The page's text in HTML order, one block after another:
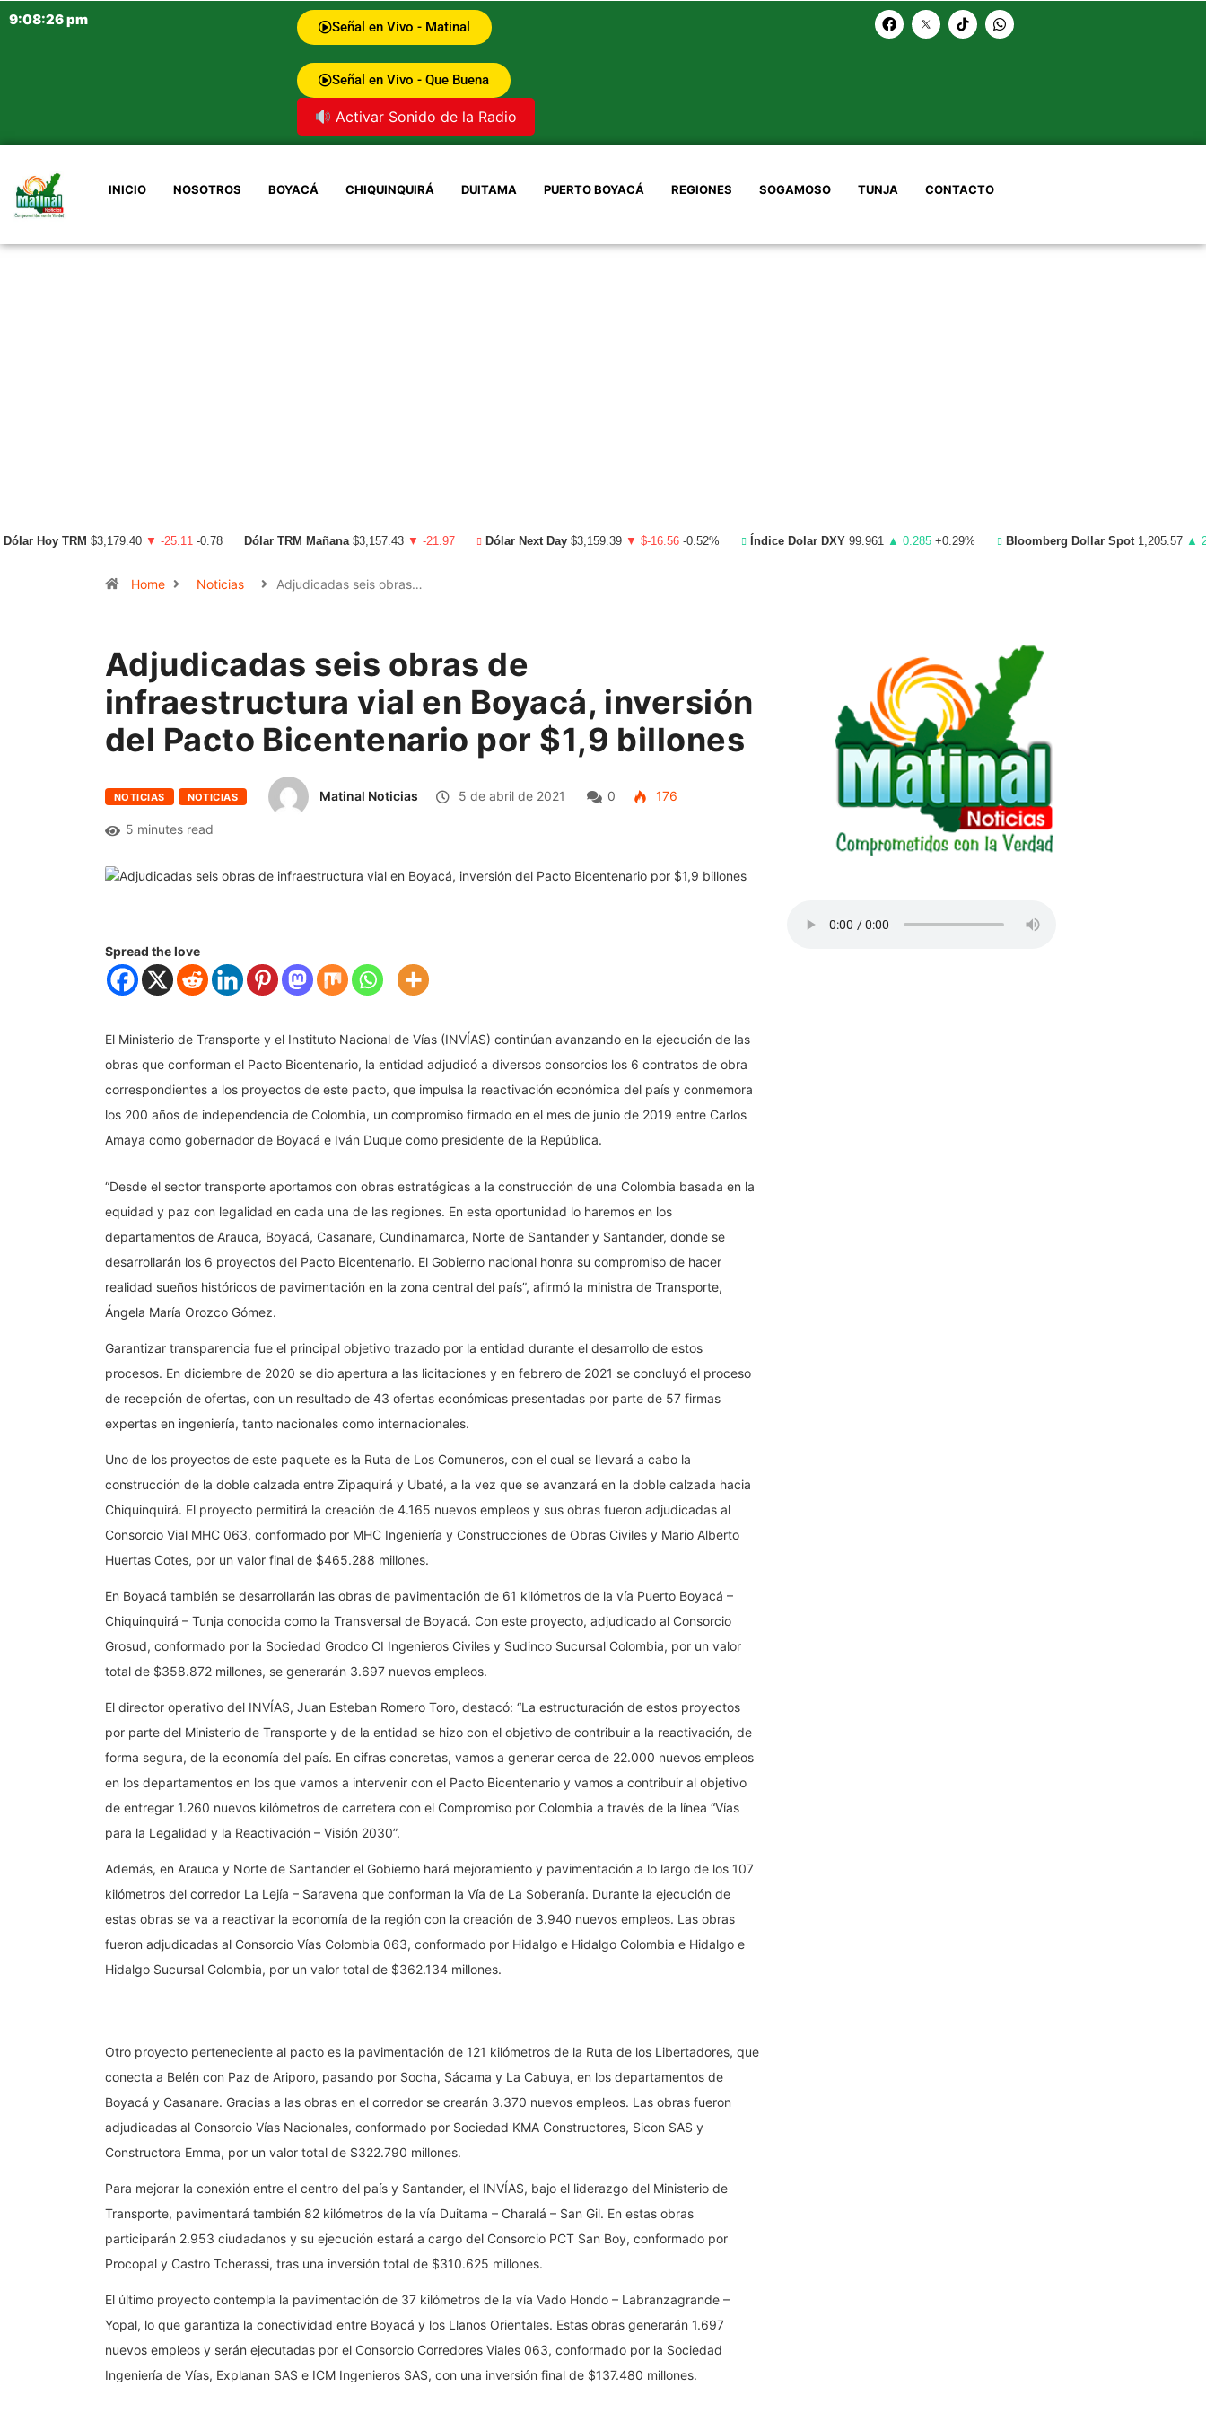
9:08:27 pm Señal en Vivo - Matinal
Señal en Vivo - Que Buena
Activar Sonido de la Radio
INICIO NOSOTROS BOYACÁ CHIQUINQUIRÁ DUITAMA PUERTO BOYACÁ REGIONES SOGAMOSO TUNJA CONTACTO
Dólar Hoy TRM $3,179.40 ▼ -25.11 -0.78 Dólar TRM Mañana $3,157.43 ▼ -21.97 Dólar Next Day $3,159.39 ▼ $-16.56 -0.52% Índice Dolar DXY 99.961 ▲ 0.285 +0.29% Bloomberg Dollar Spot 1,205.57 ▲
Home Noticias Adjudicadas seis obras…
Adjudicadas seis obras de
infraestructura vial en Boyacá, inversión
del Pacto Bicentenario por $1,9 billones
NOTICIAS NOTICIAS Matinal Noticias 5 de abril de 2021 0 176
5 minutes read
Spread the love
El Ministerio de Transporte y el Instituto Nacional de Vías (INVÍAS) continúan avanzando en la ejecución de las
obras que conforman el Pacto Bicentenario, la entidad adjudicó a diversos consorcios los 6 contratos de obra
correspondientes a los proyectos de este pacto, que impulsa la reactivación económica del país y conmemora
los 200 años de independencia de Colombia, un compromiso firmado en el mes de junio de 2019 entre Carlos
Amaya como gobernador de Boyacá e Iván Duque como presidente de la República.
“Desde el sector transporte aportamos con obras estratégicas a la construcción de una Colombia basada en la
equidad y paz con legalidad en cada una de las regiones. En esta oportunidad lo haremos en los
departamentos de Arauca, Boyacá, Casanare, Cundinamarca, Norte de Santander y Santander, donde se
desarrollarán los 6 proyectos del Pacto Bicentenario. El Gobierno nacional honra su compromiso de hacer
realidad sueños históricos de pavimentación en la zona central del país”, afirmó la ministra de Transporte,
Ángela María Orozco Gómez.
Garantizar transparencia fue el principal objetivo trazado por la entidad durante el desarrollo de estos
procesos. En diciembre de 2020 se dio apertura a las licitaciones y en febrero de 2021 se concluyó el proceso
de recepción de ofertas, con un resultado de 43 ofertas económicas presentadas por parte de 57 firmas
expertas en ingeniería, tanto nacionales como internacionales.
Uno de los proyectos de este paquete es la Ruta de Los Comuneros, con el cual se llevará a cabo la
construcción de la doble calzada entre Zipaquirá y Ubaté, a la vez que se avanzará en la doble calzada hacia
Chiquinquirá. El proyecto permitirá la creación de 4.165 nuevos empleos y sus obras fueron adjudicadas al
Consorcio Vial MHC 063, conformado por MHC Ingeniería y Construcciones de Obras Civiles y Mario Alberto
Huertas Cotes, por un valor final de $465.288 millones.
En Boyacá también se desarrollarán las obras de pavimentación de 61 kilómetros de la vía Puerto Boyacá –
Chiquinquirá – Tunja conocida como la Transversal de Boyacá. Con este proyecto, adjudicado al Consorcio
Grosud, conformado por la Sociedad Grodco CI Ingenieros Civiles y Sudinco Sucursal Colombia, por un valor
total de $358.872 millones, se generarán 3.697 nuevos empleos.
El director operativo del INVÍAS, Juan Esteban Romero Toro, destacó: “La estructuración de estos proyectos
por parte del Ministerio de Transporte y de la entidad se hizo con el objetivo de contribuir a la reactivación, de
forma segura, de la economía del país. En cifras concretas, vamos a generar cerca de 22.000 nuevos empleos
en los departamentos en los que vamos a intervenir con el Pacto Bicentenario y vamos a contribuir al objetivo
de entregar 1.260 nuevos kilómetros de carretera con el Compromiso por Colombia a través de la línea “Vías
para la Legalidad y la Reactivación – Visión 2030”.
Además, en Arauca y Norte de Santander el Gobierno hará mejoramiento y pavimentación a lo largo de los 107
kilómetros del corredor La Lejía – Saravena que conforman la Vía de La Soberanía. Durante la ejecución de
estas obras se va a reactivar la economía de la región con la creación de 3.940 nuevos empleos. Las obras
fueron adjudicadas al Consorcio Vías Colombia 063, conformado por Hidalgo e Hidalgo Colombia e Hidalgo e
Hidalgo Sucursal Colombia, por un valor total de $362.134 millones.
Otro proyecto perteneciente al pacto es la pavimentación de 121 kilómetros de la Ruta de los Libertadores, que
conecta a Belén con Paz de Ariporo, pasando por Socha, Sácama y La Cabuya, en los departamentos de
Boyacá y Casanare. Gracias a las obras en el corredor se crearán 3.370 nuevos empleos. Las obras fueron
adjudicadas al Consorcio Vías Nacionales, conformado por Sociedad KMA Constructores, Sicon SAS y
Constructora Emma, por un valor total de $322.790 millones.
Para mejorar la conexión entre el centro del país y Santander, el INVÍAS, bajo el liderazgo del Ministerio de
Transporte, pavimentará también 82 kilómetros de la vía Duitama – Charalá – San Gil. En estas obras
participarán 2.953 ciudadanos y su ejecución estará a cargo del Consorcio PCT San Boy, conformado por
Procopal y Castro Tcherassi, tras una inversión total de $310.625 millones.
El último proyecto contempla la pavimentación de 37 kilómetros de la vía Vado Hondo – Labranzagrande –
Yopal, lo que garantiza la conectividad entre Boyacá y los Llanos Orientales. Estas obras generarán 1.697
nuevos empleos y serán ejecutadas por el Consorcio Corredores Viales 063, conformado por la Sociedad
Ingeniería de Vías, Explanan SAS e ICM Ingenieros SAS, con una inversión final de $137.480 millones.